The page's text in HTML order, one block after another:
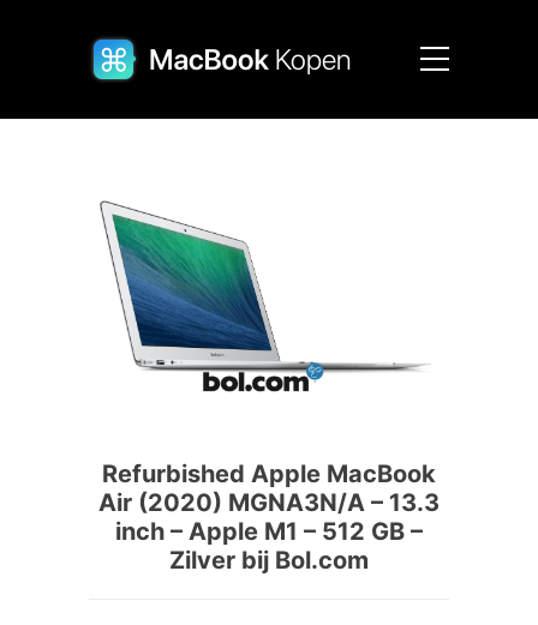
Refurbished Apple MacBook
Air (2020) MGNA3N/A – 13.3
inch – Apple M1 – 512 GB –
Zilver bij Bol.com